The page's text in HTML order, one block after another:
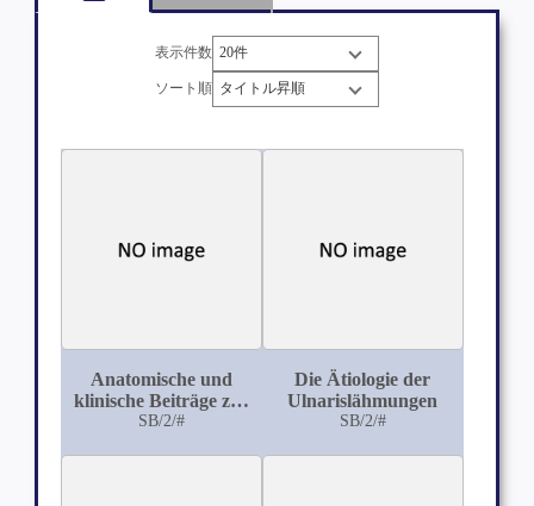
表示件数
ソート順
Anatomische und
klinische Beiträge zur
Begründung der
SB/2/#
Die Ätiologie der
Ulnarislähmungen
SB/2/#